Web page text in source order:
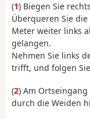
(1) Biegen Sie
Überqueren Sie
Meter weiter links
gelangen.
Nehmen Sie links
trifft, und folgen
(2) Am
durch die Weiden